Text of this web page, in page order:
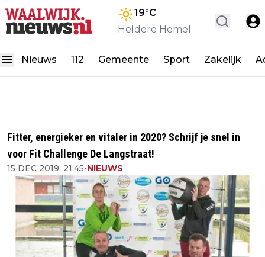
19°C
Heldere Hemel
Nieuws 112 Gemeente Sport Zakelijk
Fitter, energieker en vitaler in 2020? Schrijf je snel in
voor Fit Challenge De Langstraat!
15 DEC 2019, 21:45•NIEUWS